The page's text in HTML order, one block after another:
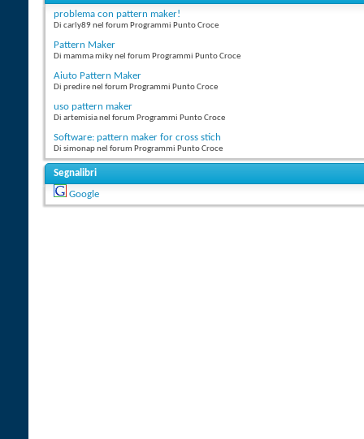
problema con pattern maker!
Di carly89 nel forum Programmi Punto Croce
Pattern Maker
Di mamma miky nel forum Programmi Punto Croce
Aiuto Pattern Maker
Di predire nel forum Programmi Punto Croce
uso pattern maker
Di artemisia nel forum Programmi Punto Croce
Software: pattern maker for cross stich
Di simonap nel forum Programmi Punto Croce
Segnalibri
Google